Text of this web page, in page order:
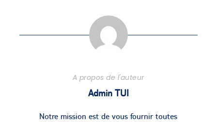
A propos de l'auteur
Admin TUI
Notre mission est de vous fournir toutes